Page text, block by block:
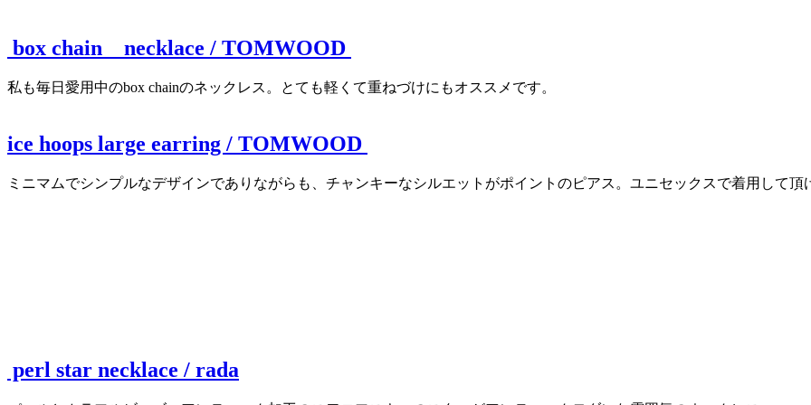
box chain necklace / TOMWOOD
私も毎日愛用中のbox chainのネックレス。とても軽くて重ねづけにもオススメです。
ice hoops large earring / TOMWOOD
ミニマムでシンプルなデザインでありながらも、チャンキーなシルエットがポイントのピアス。ユニセックスで着用して頂
perl star necklace / rada